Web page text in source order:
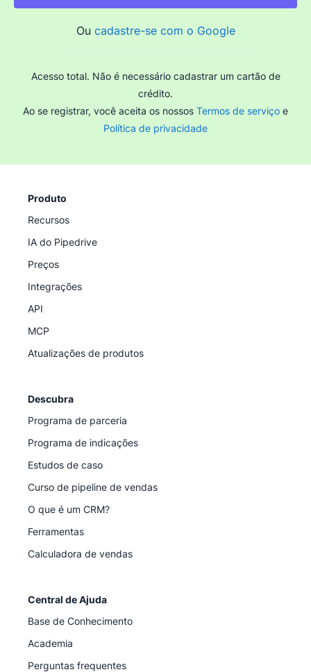
Ou cadastre-se com o Google
Acesso total. Não é necessário cadastrar um cartão de
crédito.
Ao se registrar, você aceita os nossos Termos de serviço e
Política de privacidade
Produto
Recursos
IA do Pipedrive
Preços
Integrações
API
MCP
Atualizações de produtos
Descubra
Programa de parceria
Programa de indicações
Estudos de caso
Curso de pipeline de vendas
O que é um CRM?
Ferramentas
Calculadora de vendas
Central de Ajuda
Base de Conhecimento
Academia
Perguntas frequentes